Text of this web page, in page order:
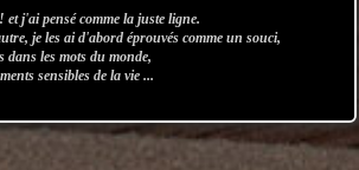
et j'ai pensé comme la juste ligne.
je les ai d'abord éprouvés comme un souci,
dans les mots du monde,
sensibles de la vie ...